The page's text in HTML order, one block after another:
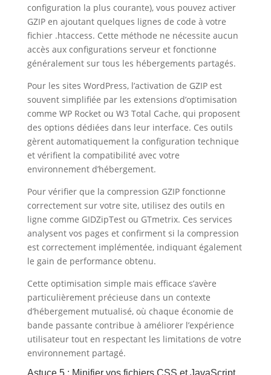
configuration la plus courante), vous pouvez activer
GZIP en ajoutant quelques lignes de code à votre
fichier .htaccess. Cette méthode ne nécessite aucun
accès aux configurations serveur et fonctionne
généralement sur tous les hébergements partagés.
Pour les sites WordPress, l’activation de GZIP est
souvent simplifiée par les extensions d’optimisation
comme WP Rocket ou W3 Total Cache, qui proposent
des options dédiées dans leur interface. Ces outils
gèrent automatiquement la configuration technique
et vérifient la compatibilité avec votre
environnement d’hébergement.
Pour vérifier que la compression GZIP fonctionne
correctement sur votre site, utilisez des outils en
ligne comme GIDZipTest ou GTmetrix. Ces services
analysent vos pages et confirment si la compression
est correctement implémentée, indiquant également
le gain de performance obtenu.
Cette optimisation simple mais efficace s’avère
particulièrement précieuse dans un contexte
d’hébergement mutualisé, où chaque économie de
bande passante contribue à améliorer l’expérience
utilisateur tout en respectant les limitations de votre
environnement partagé.
Astuce 5 : Minifier vos fichiers CSS et JavaScript